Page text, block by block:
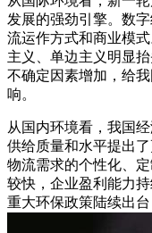
发展的强劲引擎。数
流运作方式和商业模
主义、单边主义明显
不确定因素增加，给
响。
从国内环境看，我国
供给质量和水平提出
物流需求的个性化、
较快，企业盈利能力
重大环保政策陆续出